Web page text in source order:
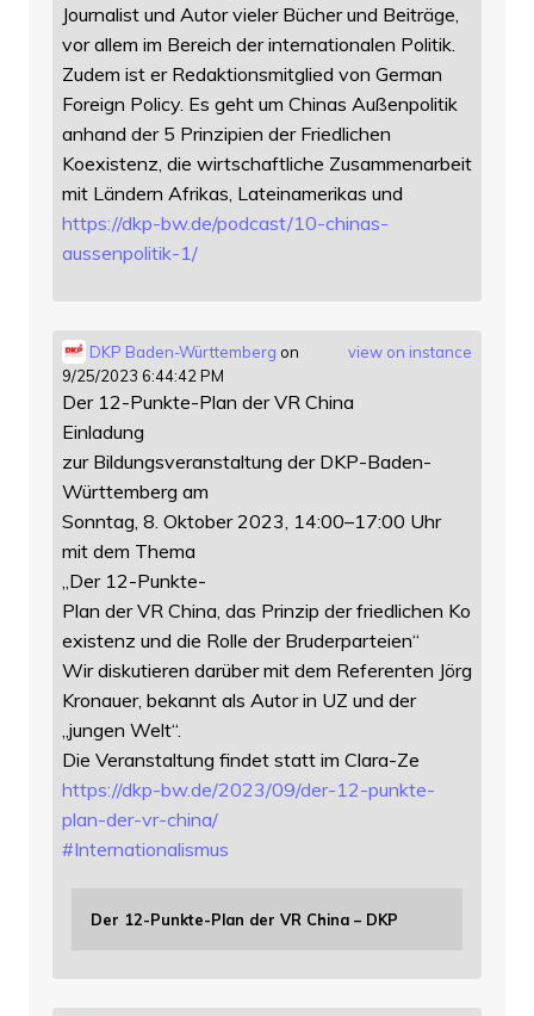
Journalist und Autor vieler Bücher und Beiträge,
vor allem im Bereich der internationalen Politik.
Zudem ist er Redaktionsmitglied von German
Foreign Policy. Es geht um Chinas Außenpolitik
anhand der 5 Prinzipien der Friedlichen
Koexistenz, die wirtschaftliche Zusammenarbeit
mit Ländern Afrikas, Lateinamerikas und
https://dkp-bw.de/podcast/10-chinas-
aussenpolitik-1/
view on instance
DKP Baden-Württemberg on
9/25/2023 6:44:42 PM
Der 12-Punkte-Plan der VR China
Einladung
zur Bildungsveranstaltung der DKP-Baden-
Württemberg am
Sonntag, 8. Oktober 2023, 14:00–17:00 Uhr
mit dem Thema
„Der 12-Punkte-
Plan der VR China, das Prinzip der friedlichen Ko
existenz und die Rolle der Bruderparteien“
Wir diskutieren darüber mit dem Referenten Jörg
Kronauer, bekannt als Autor in UZ und der
„jungen Welt“.
Die Veranstaltung findet statt im Clara-Ze
https://dkp-bw.de/2023/09/der-12-punkte-
plan-der-vr-china/
#Internationalismus
Der 12-Punkte-Plan der VR China – DKP